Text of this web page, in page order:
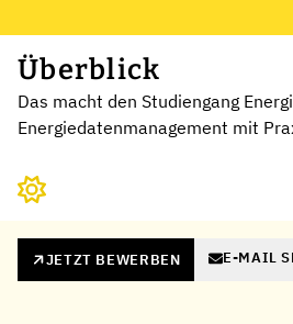
Überblick
Das macht den Studiengang
Energiedatenmanagement mit
JETZT BEWERBEN E-MAIL